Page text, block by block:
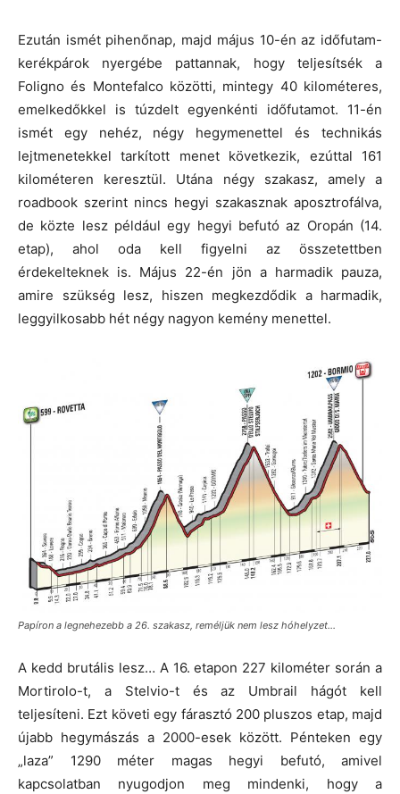
Ezután ismét pihenőnap, majd május 10-én az időfutam-
kerékpárok nyergébe pattannak, hogy teljesítsék a
Foligno és Montefalco közötti, mintegy 40 kilométeres,
emelkedőkkel is túzdelt egyenkénti időfutamot. 11-én
ismét egy nehéz, négy hegymenettel és technikás
lejtmenetekkel tarkított menet következik, ezúttal 161
kilométeren keresztül. Utána négy szakasz, amely a
roadbook szerint nincs hegyi szakasznak aposztrofálva,
de közte lesz például egy hegyi befutó az Oropán (14.
etap), ahol oda kell figyelni az összetettben
érdekelteknek is. Május 22-én jön a harmadik pauza,
amire szükség lesz, hiszen megkezdődik a harmadik,
leggyilkosabb hét négy nagyon kemény menettel.
Papíron a legnehezebb a 26. szakasz, reméljük nem lesz hóhelyzet…
A kedd brutális lesz… A 16. etapon 227 kilométer során a
Mortirolo-t, a Stelvio-t és az Umbrail hágót kell
teljesíteni. Ezt követi egy fárasztó 200 pluszos etap, majd
újabb hegymászás a 2000-esek között. Pénteken egy
„laza” 1290 méter magas hegyi befutó, amivel
kapcsolatban nyugodjon meg mindenki, hogy a